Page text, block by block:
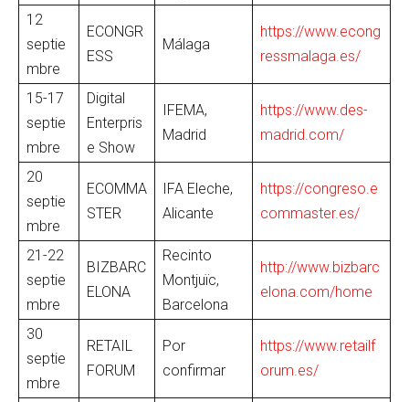
12
septie
mbre
ECONGR
ESS
Málaga
https://www.econg
ressmalaga.es/
15-17
septie
mbre
Digital
Enterpris
e Show
IFEMA,
Madrid
https://www.des-
madrid.com/
20
septie
mbre
ECOMMA
STER
IFA Eleche,
Alicante
https://congreso.e
commaster.es/
21-22
septie
mbre
BIZBARC
ELONA
Recinto
Montjuïc,
Barcelona
http://www.bizbarc
elona.com/home
30
septie
mbre
RETAIL
FORUM
Por
confirmar
https://www.retailf
orum.es/